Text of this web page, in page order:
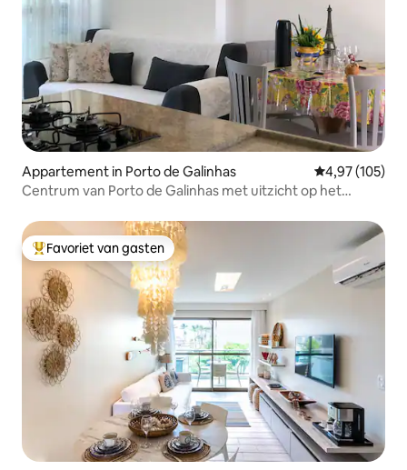
Appartement in Porto de Galinhas Gemiddelde
4,97 (105)
Centrum van Porto de Galinhas met uitzicht op het
Topfavoriet van gasten
Favoriet van gasten